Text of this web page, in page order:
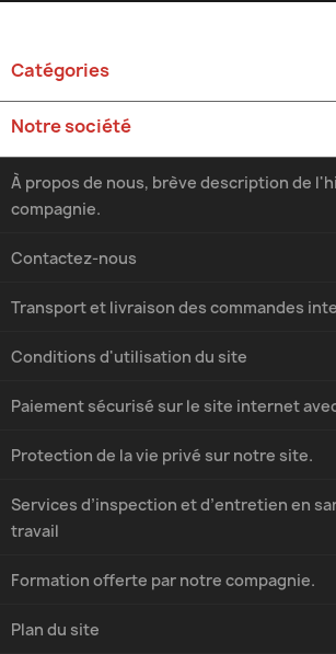
Catégories
Notre société
Transport et livraison des commandes
Conditions d'utilisation du site
À propos de nous, brève description de
compagnie.
Paiement sécurisé sur le site internet
Protection de la vie privé sur notre site.
Services d’inspection et d’entretien en
travail
Formation offerte par notre compagnie.
Contactez-nous
Plan du site